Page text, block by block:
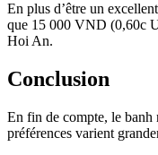
En plus d’être un
que 15 000 VND (0,60c
Hoi An.
Conclusion
En fin de compte, le banh
préférences varient